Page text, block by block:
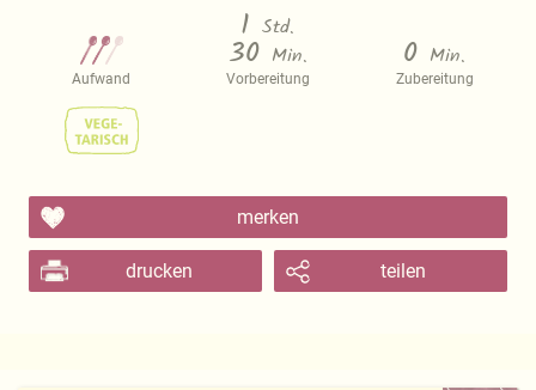
Aufwand
1Std.
30 Min.
Vorbereitung
0 Min.
Zubereitung
merken
drucken teilen